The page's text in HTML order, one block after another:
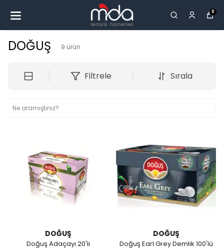
0
DOĞUŞ 9 ürün
Filtrele Sırala
DOĞUŞ
Doğuş Adaçayı 20'li
DOĞUŞ
Doğuş Earl Grey Demlik 100'lü